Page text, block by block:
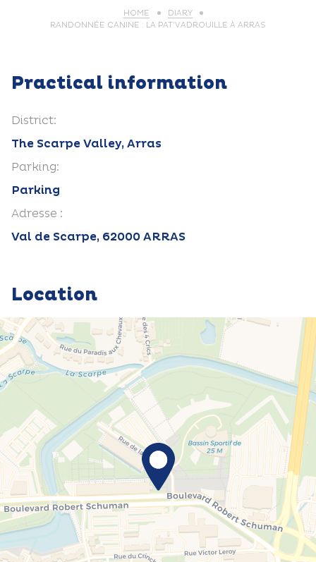
HOME
DIARY
RANDONNÉE CANINE : LA PAT’VADROUILLE À ARRAS
Practical information
District:
The Scarpe Valley, Arras
Parking:
Parking
Adresse :
Val de Scarpe, 62000 ARRAS
Location